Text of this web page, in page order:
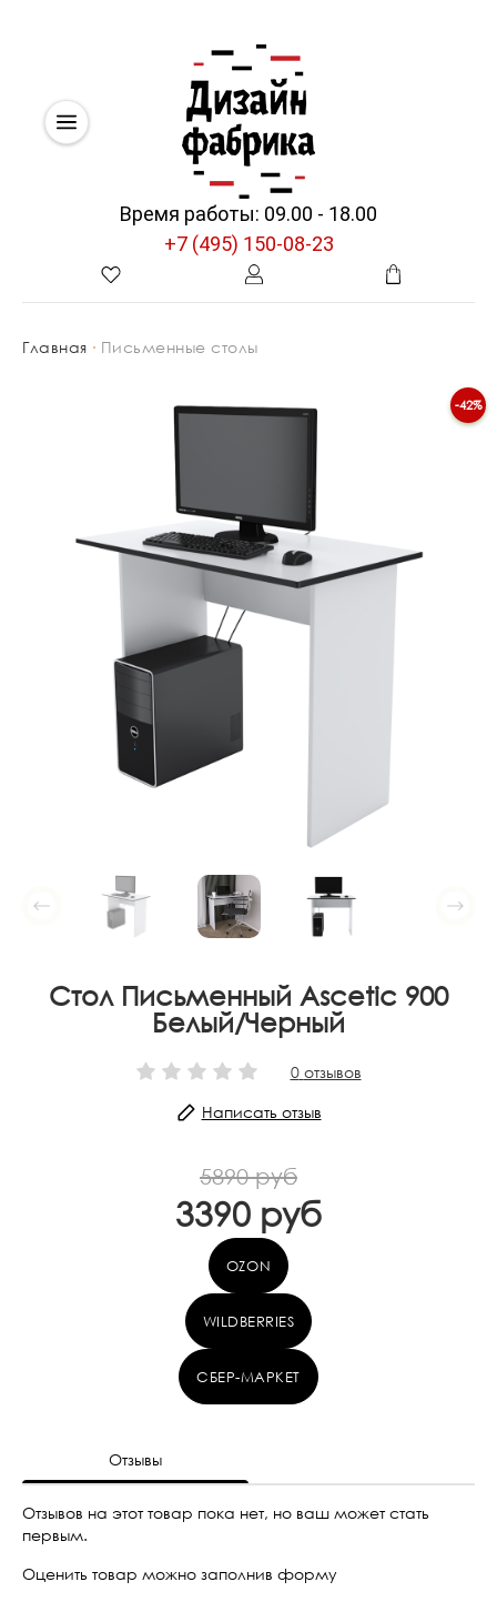
Время работы: 09.00 - 18.00
+7 (495) 150-08-23
Главная Письменные столы
-42%
Стол Письменный Ascetic 900
Белый/Черный
0 отзывов
Написать отзыв
5890 руб
3390 руб
OZON
WILDBERRIES
СБЕР-МАРКЕТ
Отзывы
Отзывов на этот товар пока нет, но ваш может стать
первым.
Оценить товар можно заполнив форму